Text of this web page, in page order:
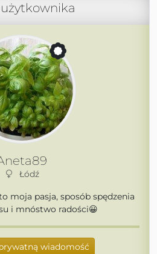
Łódź
moja pasja, sposób spędzenia
i mnóstwo radości😀
wiadomość